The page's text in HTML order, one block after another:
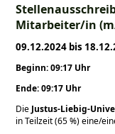
Mitarbeiter/in
09.12.2024 bis
Beginn: 09:17 Uhr
Ende: 09:17 Uhr
Die Justus-Liebig-
in Teilzeit (65 %) eine/